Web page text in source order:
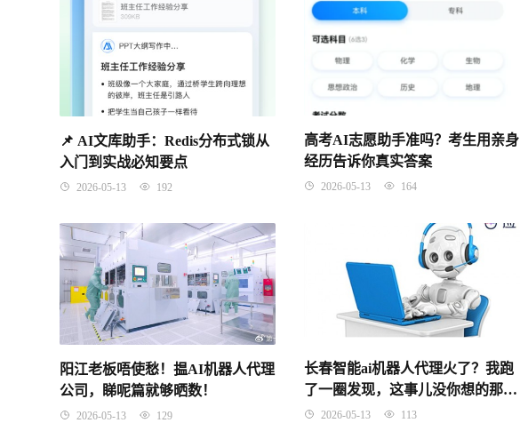
📌 ​AI文库助手：Redis分布式锁从
入门到实战必知要点
2026-05-13 192
高考AI志愿助手准吗？考生用亲身
经历告诉你真实答案
2026-05-13 164
阳江老板唔使愁！揾AI机器人代理
公司，睇呢篇就够晒数！
2026-05-13 129
长春智能ai机器人代理火了？我跑
了一圈发现，这事儿没你想的那么
简单2026-05-13 113